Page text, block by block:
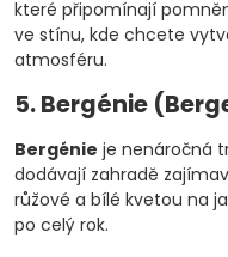
které připomínají
ve stínu, kde chcete
atmosféru.
5. Bergénie
Bergénie je nenáročná
dodávají zahradě
růžové a bílé kvetou na
po celý rok.